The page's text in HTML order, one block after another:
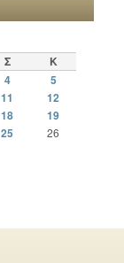
Σ Κ
4 5
11 12
18 19
25 26